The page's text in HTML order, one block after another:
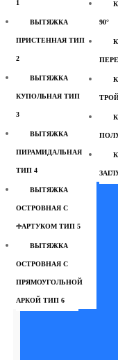
1
ВЫТЯЖКА
ПРИСТЕННАЯ ТИП
2
ВЫТЯЖКА
КУПОЛЬНАЯ ТИП
3
ВЫТЯЖКА
ПИРАМИДАЛЬНАЯ
ТИП 4
ВЫТЯЖКА
ОСТРОВНАЯ С
ФАРТУКОМ ТИП 5
ВЫТЯЖКА
ОСТРОВНАЯ С
ПРЯМОУГОЛЬНОЙ
АРКОЙ ТИП 6
90°